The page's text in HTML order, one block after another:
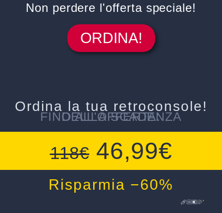
Non perdere l'offerta speciale!
ORDINA!
Ordina la tua retroconsole!
FINO ALLA SCADENZA DELL'OFFERTA:
118€46,99€
Risparmia −60%